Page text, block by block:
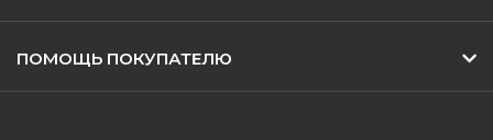
ПОМОЩЬ ПОКУПАТЕЛЮ